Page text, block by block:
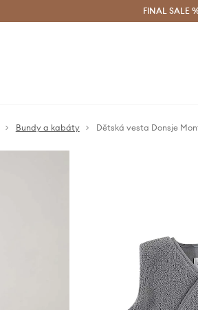
Doručení a vrácení zdarma (od 1800 Kč)
FINAL SALE
Bundy a kabáty Dětská vesta Donsje